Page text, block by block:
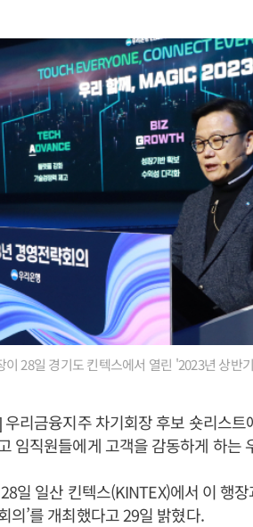
28일 경기도 킨텍스에서 열린 '2023년 상반
리금융지주 차기회장 후보 숏리스트
임직원들에게 고객을 감동하게 하는
일 일산 킨텍스(KINTEX)에서 이 행
의’를 개최했다고 29일 밝혔다.